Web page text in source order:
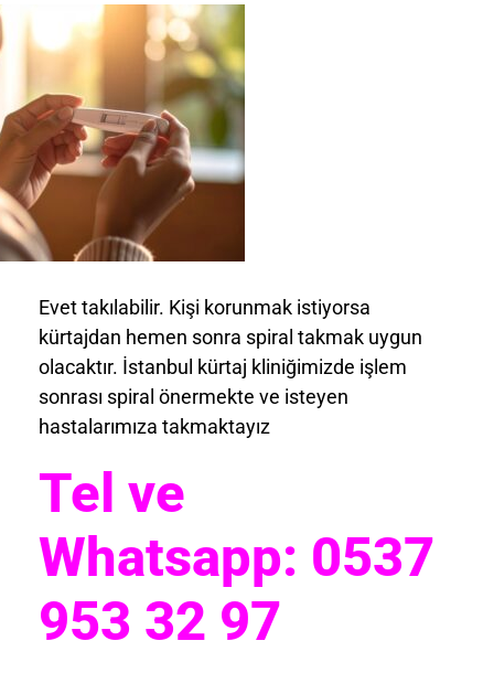
Evet takılabilir. Kişi korunmak istiyorsa
kürtajdan hemen sonra spiral takmak uygun
olacaktır. İstanbul kürtaj kliniğimizde işlem
sonrası spiral önermekte ve isteyen
hastalarımıza takmaktayız
Tel ve
Whatsapp: 0537
953 32 97